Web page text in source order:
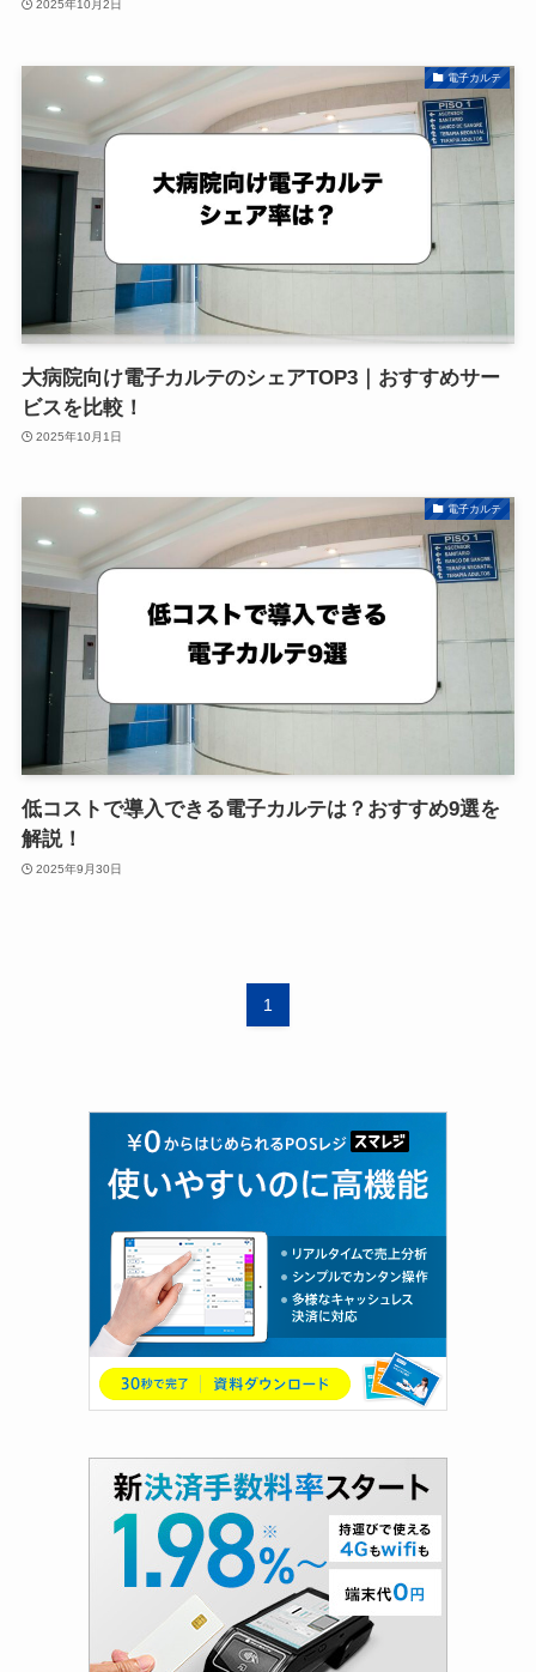
2025年10月2日
電子カルテ
大病院向け電子カルテのシェアTOP3｜おすすめサー
ビスを比較！
2025年10月1日
電子カルテ
低コストで導入できる電子カルテは？おすすめ9選を
解説！
2025年9月30日
1